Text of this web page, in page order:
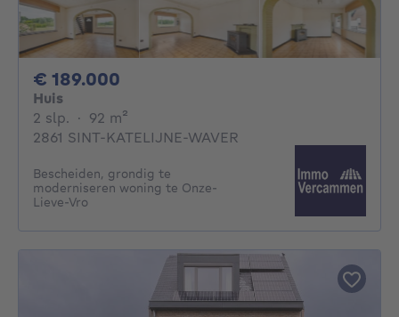
€ 189.000
Huis
2 slp. 2 slaapkamers
· 92 m²
2861 SINT-KATELIJNE-WAVER
Bescheiden, grondig te
moderniseren woning te Onze-
Lieve-Vro